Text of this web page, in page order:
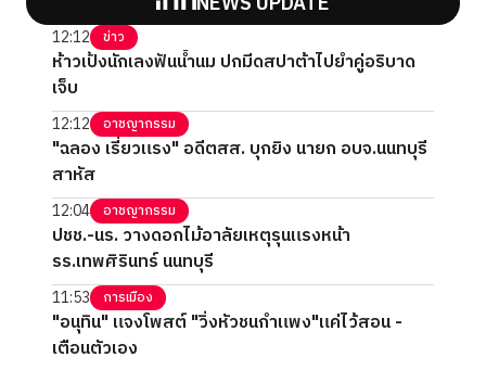
12:12 ข่าว
ห้าวเป้งนักเลงฟันน้ำนม ปกมีดสปาต้าไปยำคู่อริบาด
เจ็บ
12:12 อาชญากรรม
"ฉลอง เรี่ยวแรง" อดีตสส. บุกยิง นายก อบจ.นนทบุรี
สาหัส
12:04 อาชญากรรม
ปชช.-นร. วางดอกไม้อาลัยเหตุรุนแรงหน้า
รร.เทพศิรินทร์ นนทบุรี
11:53 การเมือง
"อนุทิน" แจงโพสต์ "วิ่งหัวชนกำแพง"แค่ไว้สอน -
เตือนตัวเอง